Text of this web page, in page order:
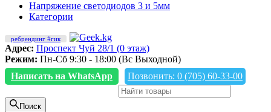
Напряжение светодиодов 3 и 5мм
Категории
ребрендинг #гик
Адрес: Проспект Чуй 28/1 (0 этаж)
Режим: Пн-Сб 9:30 - 18:00 (Вс Выходной)
Написать на WhatsApp
Позвонить: 0 (705) 60-33-00
Поиск